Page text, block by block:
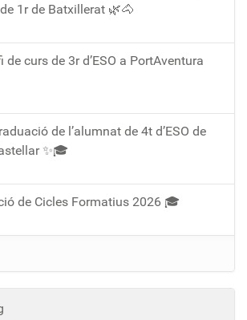
1r de Batxillerat 🌿🐴
curs de 3r d’ESO a PortAventura
de l’alumnat de 4t d’ESO de
✨🎓
de Cicles Formatius 2026 🎓